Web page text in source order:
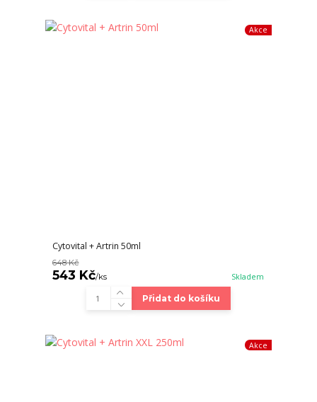
Akce
Cytovital + Artrin 50ml
648 Kč
543 Kč/ks Skladem
Přidat do košíku
Akce